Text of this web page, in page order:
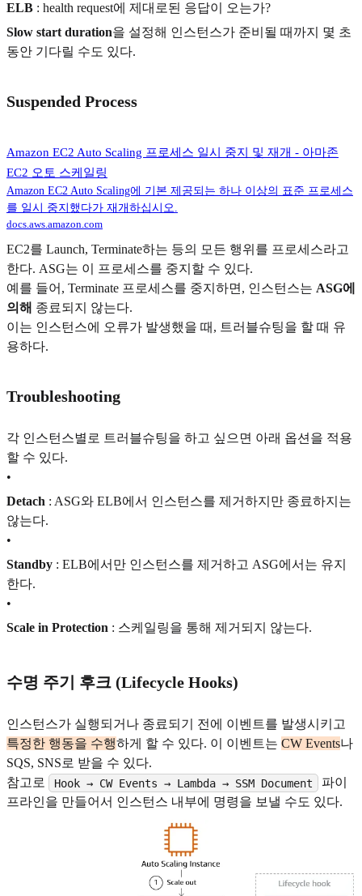
ELB : health request에 제대로된 응답이 오는가?
Slow start duration을 설정해 인스턴스가 준비될 때까지 몇 초
동안 기다릴 수도 있다.
Suspended Process
Amazon EC2 Auto Scaling 프로세스 일시 중지 및 재개 - 아마존
EC2 오토 스케일링
Amazon EC2 Auto Scaling에 기본 제공되는 하나 이상의 표준 프로세스
를 일시 중지했다가 재개하십시오.
docs.aws.amazon.com
EC2를 Launch, Terminate하는 등의 모든 행위를 프로세스라고
한다. ASG는 이 프로세스를 중지할 수 있다.
예를 들어, Terminate 프로세스를 중지하면, 인스턴스는 ASG에
의해 종료되지 않는다.
이는 인스턴스에 오류가 발생했을 때, 트러블슈팅을 할 때 유
용하다.
Troubleshooting
각 인스턴스별로 트러블슈팅을 하고 싶으면 아래 옵션을 적용
할 수 있다.
•
Detach : ASG와 ELB에서 인스턴스를 제거하지만 종료하지는
않는다.
•
Standby : ELB에서만 인스턴스를 제거하고 ASG에서는 유지
한다.
•
Scale in Protection : 스케일링을 통해 제거되지 않는다.
수명 주기 후크 (Lifecycle Hooks)
인스턴스가 실행되거나 종료되기 전에 이벤트를 발생시키고
특정한 행동을 수행하게 할 수 있다. 이 이벤트는 CW Events나
SQS, SNS로 받을 수 있다.
참고로
Hook → CW Events → Lambda → SSM Document
파이
프라인을 만들어서 인스턴스 내부에 명령을 보낼 수도 있다.